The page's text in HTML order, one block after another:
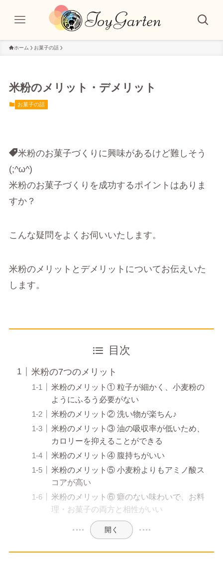
ホーム お菓子の話
米粉のメリット・デメリット
お菓子の話
米粉のお菓子づくりに興味があるけど難しそう
(;^ω^)
米粉のお菓子づくりを成功するポイントはありま
すか？
こんな疑問をよくお伺いいたします。
米粉のメリットとデメリットについてお伝えいた
します。
目次
米粉の7つのメリット
米粉のメリット① 粒子が細かく、小麦粉の
ようにふるう必要がない
米粉のメリット② 洗い物が楽ちん♪
米粉のメリット③ 油の吸収率が低いため、
カロリーを抑えることができる
米粉のメリット④ 腹持ちがいい
米粉のメリット⑤ 小麦粉よりもアミノ酸ス
コアが高い
米粉のメリット⑥ 癖のない味わいで、お料
理・お菓子の両方と相性がいい
開く